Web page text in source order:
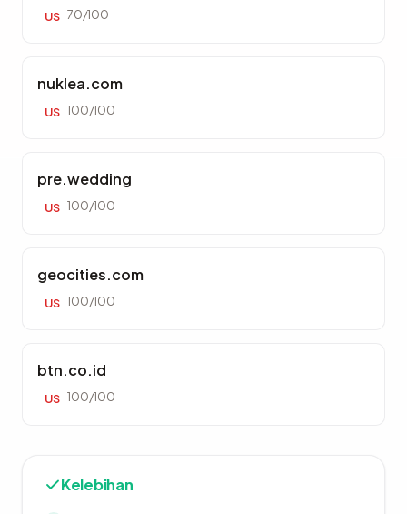
US 70/100
nuklea.com
US 100/100
pre.wedding
US 100/100
geocities.com
US 100/100
btn.co.id
US 100/100
Kelebihan